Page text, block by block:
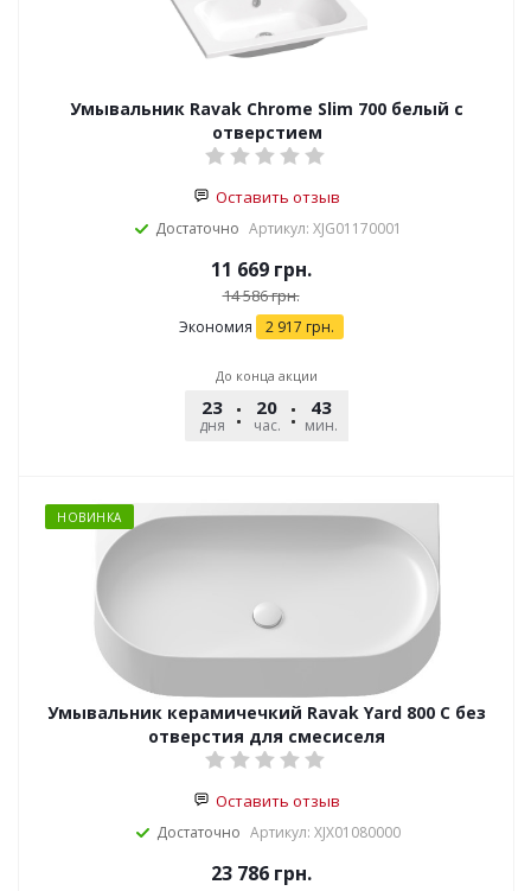
Умывальник Ravak Chrome Slim 700 белый с
отверстием
Оставить отзыв
Достаточно Артикул: XJG01170001
11 669грн.
14 586грн.
Экономия 2 917 грн.
До конца акции
23
дня
20
час.
43
мин.
НОВИНКА
Умывальник керамичечкий Ravak Yard 800 C без
отверстия для смесиселя
Оставить отзыв
Достаточно Артикул: XJX01080000
23 786грн.